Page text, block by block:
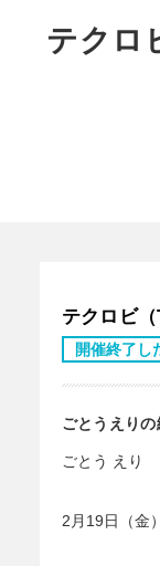
テクロ
テクロビ
開催終了し
ごとうえり
ごとう えり
2月19日（金